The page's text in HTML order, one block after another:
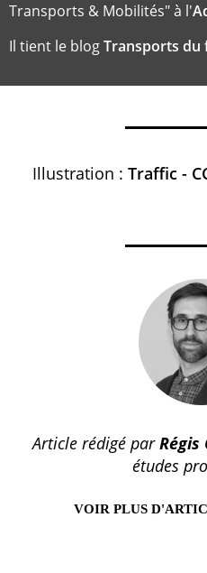
Transports & Mobilités" à l'
Il tient le blogTransports du
Illustration : Traffic -
Article rédigé par
études
VOIR PLUS